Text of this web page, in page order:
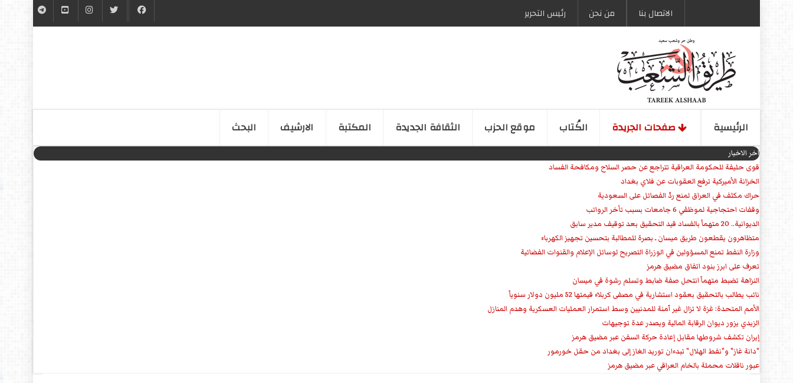
الاتصال بنا من نحن رئیس التحریر
الرئیسیة صفحات الجریدة الكُتاب موقع الحزب الثقافة الجدیدة المكتبة الارشیف البحث
اخر الاخبار
قوى حليفة للحكومة العراقية تتراجع عن حصر السلاح ومكافحة الفساد
الخزانة الأميركية ترفع العقوبات عن فلاي بغداد
حراك مكثف في العراق لمنع ردّ الفصائل على السعودية
وقفات احتجاجية لموظفي 6 جامعات بسبب تأخر الرواتب
الديوانية.. 20 متهماً بالفساد قيد التحقيق بعد توقيف مدير سابق
متظاهرون يقطعون طريق ميسان ـ بصرة للمطالبة بتحسين تجهيز الكهرباء
وزارة النفط تمنع المسؤولين في الوزراة التصريح لوسائل الإعلام والقنوات الفضائية
تعرف على ابرز بنود اتفاق مضيق هرمز
النزاهة تضبط متهماً انتحل صفة ضابط وتسلم رشوة في ميسان
نائب يطالب بالتحقيق بعقود استشارية في مصفى كربلاء قيمتها 52 مليون دولار سنوياً
الأمم المتحدة: غزة لا تزال غير آمنة للمدنيين وسط استمرار العمليات العسكرية وهدم المنازل
الزيدي يزور ديوان الرقابة المالية ويصدر عدة توجيهات
إيران تكشف شروطها مقابل إعادة حركة السفن عبر مضيق هرمز
"دانة غاز" و"نفط الهلال" تبدءان توريد الغاز إلى بغداد من حقل خورمور
عبور ناقلات محملة بالخام العراقي عبر مضيق هرمز